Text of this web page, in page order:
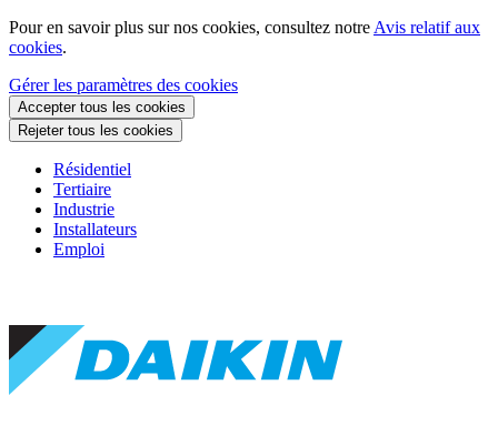
Pour en savoir plus sur nos cookies, consultez notre Avis relatif aux
cookies.
Gérer les paramètres des cookies
Accepter tous les cookies
Rejeter tous les cookies
Résidentiel
Tertiaire
Industrie
Installateurs
Emploi